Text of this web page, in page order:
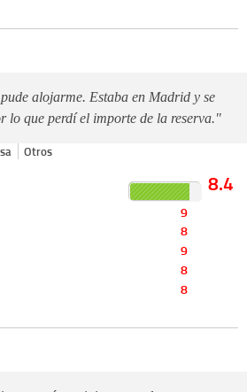
alojarme. Estaba en Madrid y se
lo que perdí el importe de la reserva."
Otros
8.4
9
8
9
8
8